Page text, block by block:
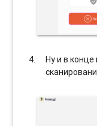
Ну и в